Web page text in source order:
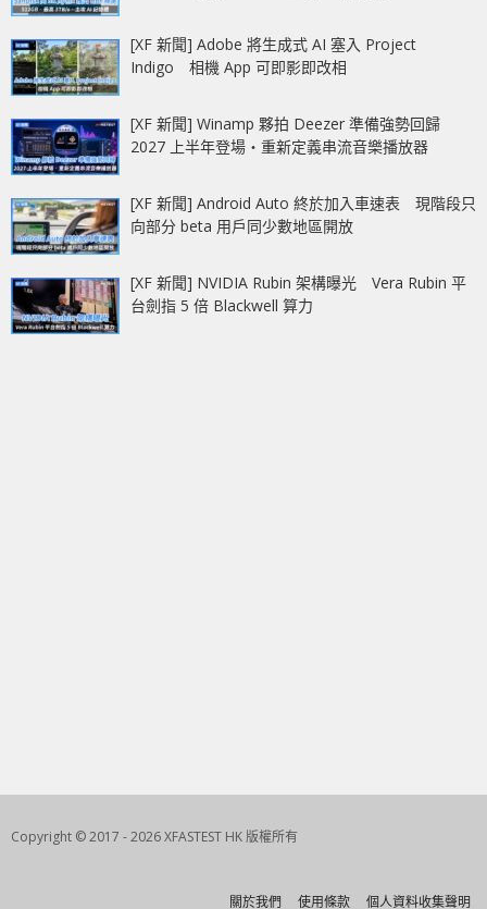
[XF 新聞] Adobe 將生成式 AI 塞入 Project
Indigo 相機 App 可即影即改相
[XF 新聞] Winamp 夥拍 Deezer 準備強勢回歸
2027 上半年登場‧重新定義串流音樂播放器
[XF 新聞] Android Auto 終於加入車速表 現階段只
向部分 beta 用戶同少數地區開放
[XF 新聞] NVIDIA Rubin 架構曝光 Vera Rubin 平
台劍指 5 倍 Blackwell 算力
Copyright © 2017 - 2026 XFASTEST HK 版權所有
關於我們 使用條款 個人資料收集聲明